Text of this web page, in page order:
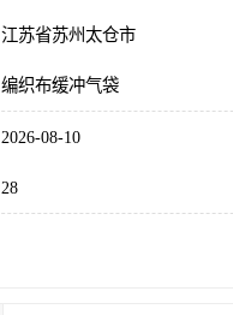
江苏省苏州太仓市
编织布缓冲气袋
2026-08-10
28